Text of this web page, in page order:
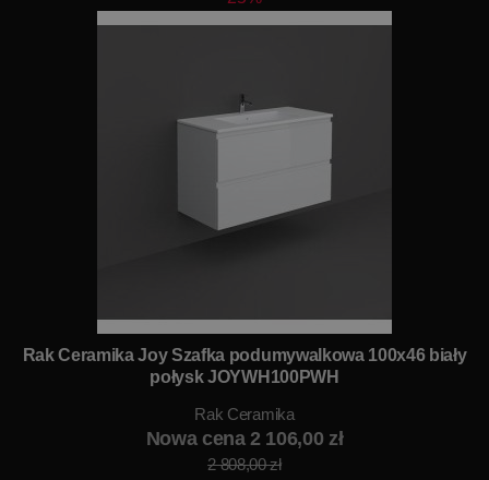
Rak Ceramika Joy Szafka podumywalkowa 100x46 biały
połysk JOYWH100PWH
Rak Ceramika
Nowa cena 2 106,00 zł
2 808,00 zł